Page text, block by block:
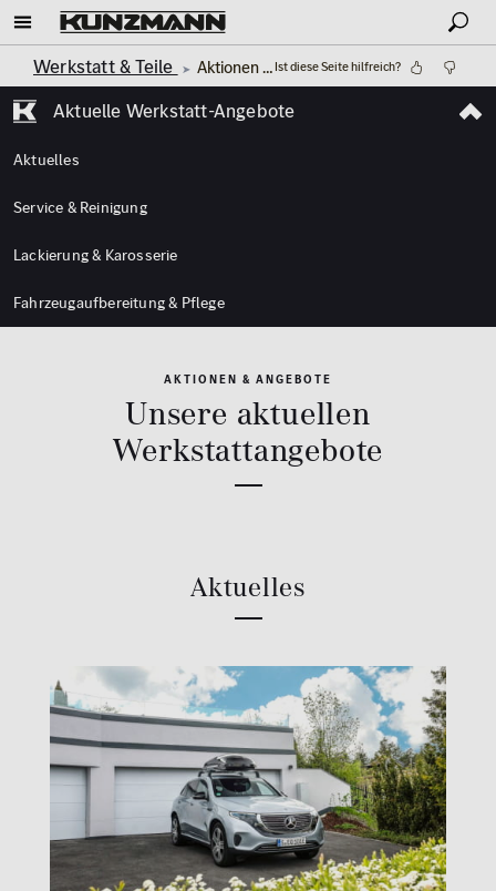
Werkstatt & Teile Aktionen | Angebote Ist diese Seite hilfreich?
Aktuelle Werkstatt-Angebote
Aktuelles
Service & Reinigung
Lackierung & Karosserie
Fahrzeugaufbereitung & Pflege
AKTIONEN & ANGEBOTE
Unsere aktuellen
Werkstattangebote
Aktuelles